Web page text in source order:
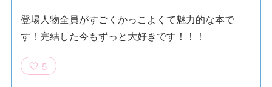
登場人物全員がすごくかっこよくて魅力的な本で
す！完結した今もずっと大好きです！！！
5